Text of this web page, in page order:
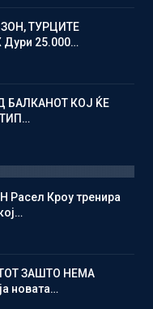
ТУРЦИТЕ
25.000…
БАЛКАНОТ КОЈ ЌЕ
Кроу тренира
ЗАШТО НЕМА
новата…